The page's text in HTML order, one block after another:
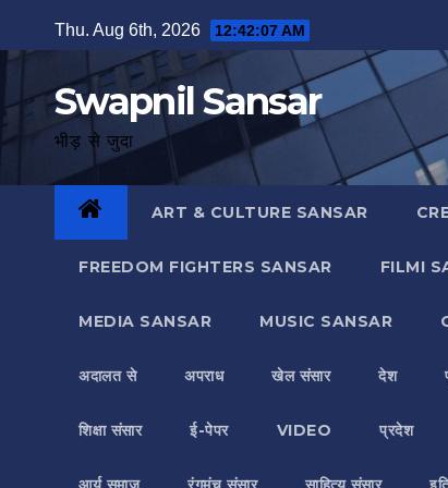
to
Thu. Aug 6th, 2026 12:42:08 AM
Swapnil Sansar
भीड़ से जुदा
ART & CULTURE SANSAR
FREEDOM FIGHTERS SANSAR FILMI
MEDIA SANSAR MUSIC SANSAR
अदालत से अपराध खेल संसार देश
शिक्षा संसार ई-पेपर VIDEO प्रदेश